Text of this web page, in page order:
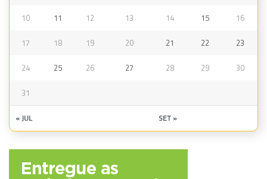
10 11 12 13 14 15 16
17 18 19 20 21 22 23
24 25 26 27 28 29 30
31
« JUL SET »